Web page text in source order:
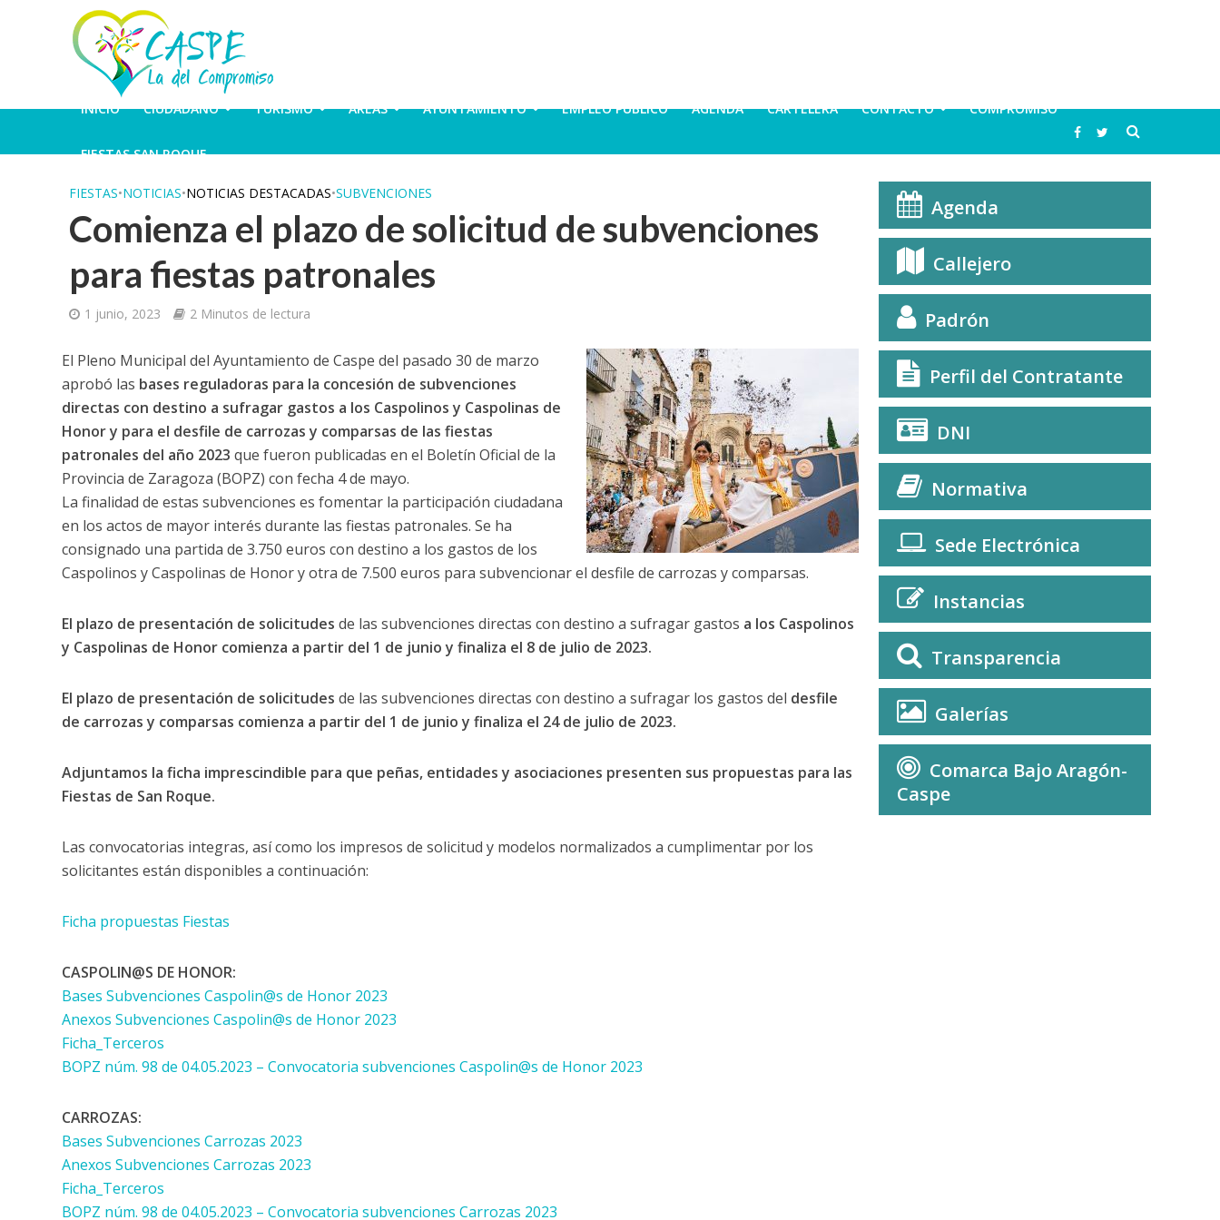
INICIO CIUDADANO TURISMO ÁREAS AYUNTAMIENTO EMPLEO PÚBLICO AGENDA CARTELERA CONTACTO COMPROMISO
FIESTAS SAN ROQUE
FIESTAS•NOTICIAS•NOTICIAS DESTACADAS•SUBVENCIONES
Comienza el plazo de solicitud de subvenciones
para fiestas patronales
1 junio, 2023 2 Minutos de lectura
El Pleno Municipal del Ayuntamiento de Caspe del pasado 30 de marzo
aprobó las bases reguladoras para la concesión de subvenciones
directas con destino a sufragar gastos a los Caspolinos y Caspolinas de
Honor y para el desfile de carrozas y comparsas de las fiestas
patronales del año 2023 que fueron publicadas en el Boletín Oficial de la
Provincia de Zaragoza (BOPZ) con fecha 4 de mayo.
La finalidad de estas subvenciones es fomentar la participación ciudadana
en los actos de mayor interés durante las fiestas patronales. Se ha
consignado una partida de 3.750 euros con destino a los gastos de los
Caspolinos y Caspolinas de Honor y otra de 7.500 euros para subvencionar el desfile de carrozas y comparsas.
El plazo de presentación de solicitudes de las subvenciones directas con destino a sufragar gastos a los Caspolinos
y Caspolinas de Honor comienza a partir del 1 de junio y finaliza el 8 de julio de 2023.
El plazo de presentación de solicitudes de las subvenciones directas con destino a sufragar los gastos del desfile
de carrozas y comparsas comienza a partir del 1 de junio y finaliza el 24 de julio de 2023.
Adjuntamos la ficha imprescindible para que peñas, entidades y asociaciones presenten sus propuestas para las
Fiestas de San Roque.
Las convocatorias integras, así como los impresos de solicitud y modelos normalizados a cumplimentar por los
solicitantes están disponibles a continuación:
Ficha propuestas Fiestas
CASPOLIN@S DE HONOR:
Bases Subvenciones Caspolin@s de Honor 2023
Anexos Subvenciones Caspolin@s de Honor 2023
Ficha_Terceros
BOPZ núm. 98 de 04.05.2023 – Convocatoria subvenciones Caspolin@s de Honor 2023
CARROZAS:
Bases Subvenciones Carrozas 2023
Anexos Subvenciones Carrozas 2023
Ficha_Terceros
BOPZ núm. 98 de 04.05.2023 – Convocatoria subvenciones Carrozas 2023
Agenda
Callejero
Padrón
Perfil del Contratante
DNI
Normativa
Sede Electrónica
Instancias
Transparencia
Galerías
Comarca Bajo Aragón-
Caspe